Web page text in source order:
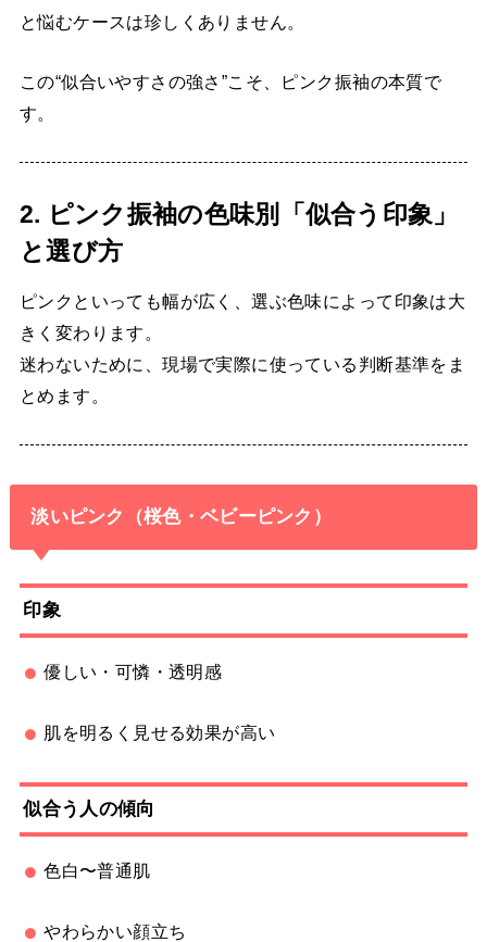
と悩むケースは珍しくありません。
この“似合いやすさの強さ”こそ、ピンク振袖の本質で
す。
2. ピンク振袖の色味別「似合う印象」
と選び方
ピンクといっても幅が広く、選ぶ色味によって印象は大
きく変わります。
迷わないために、現場で実際に使っている判断基準をま
とめます。
淡いピンク（桜色・ベビーピンク）
印象
優しい・可憐・透明感
肌を明るく見せる効果が高い
似合う人の傾向
色白〜普通肌
やわらかい顔立ち